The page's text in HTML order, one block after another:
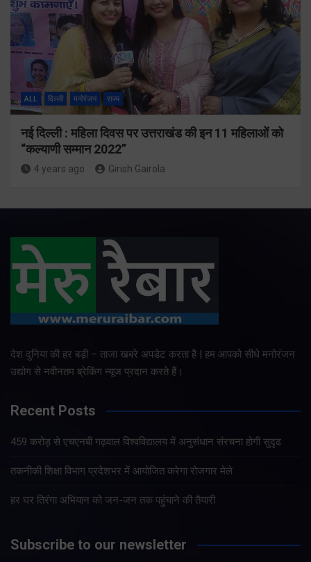
ALL दिल्ली मनोरंजन राज्य
नई दिल्ली : महिला दिवस पर उत्तराखंड की इन 11 महिलाओं को
“कल्याणी सम्मान 2022”
4 years ago Girish Gairola
देश दुनिया की हर बड़ी – ताजा खबरे अपडेट करता है | हम आपको सीधे मनोरंजन
उद्योग से नवीनतम ब्रेकिंग न्यूज प्रदान करते हैं।
Recent Posts
459 करोड़ से एचएनबी गढ़वाल विश्वविद्यालय में अनुसंधान संरचना होगी सुदृढ
तकनीकी शिक्षा विभाग प्रदेशभर में आयोजित करेगा रोजगार मेले
हर घर तिरंगा अभियान को जन-जन तक पहुंचाने की तैयारी
Subscribe to our newsletter